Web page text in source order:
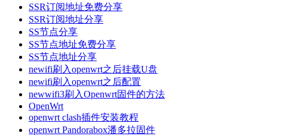
SSR订阅地址免费分享
SSR订阅地址分享
SS节点分享
SS节点地址免费分享
SS节点地址分享
newifi刷入openwrt之后挂载U盘
newifi刷入openwrt之后配置
newwifi3刷入Openwrt固件的方法
OpenWrt
openwrt clash插件安装教程
openwrt Pandorabox潘多拉固件